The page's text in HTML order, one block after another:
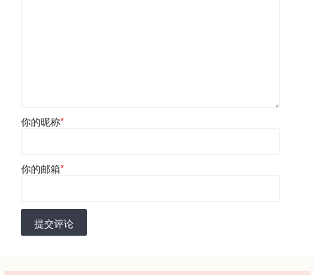
你的昵称*
你的邮箱*
提交评论